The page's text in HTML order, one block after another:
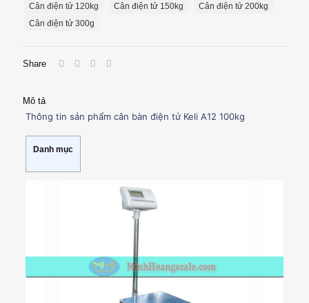
Keli
100kg
Cân điện tử 120kg
Cân điện tử 150kg
Cân điện tử 200kg
Cân điện tử 300g
Share
Mô tả
Thông tin sản phẩm cân bàn điện tử Keli A12 100kg
Danh mục